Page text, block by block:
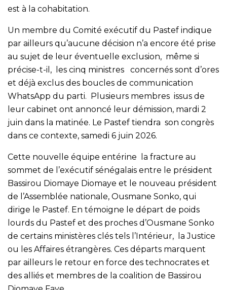
est à la cohabitation.
Un membre du Comité exécutif du Pastef indique
par ailleurs qu’aucune décision n’a encore été prise
au sujet de leur éventuelle exclusion, même si
précise-t-il, les cinq ministres concernés sont d’ores
et déjà exclus des boucles de communication
WhatsApp du parti. Plusieurs membres issus de
leur cabinet ont annoncé leur démission, mardi 2
juin dans la matinée. Le Pastef tiendra son congrès
dans ce contexte, samedi 6 juin 2026.
Cette nouvelle équipe entérine la fracture au
sommet de l’exécutif sénégalais entre le président
Bassirou Diomaye Diomaye et le nouveau président
de l’Assemblée nationale, Ousmane Sonko, qui
dirige le Pastef. En témoigne le départ de poids
lourds du Pastef et des proches d’Ousmane Sonko
de certains ministères clés tels l’Intérieur, la Justice
ou les Affaires étrangères. Ces départs marquent
par ailleurs le retour en force des technocrates et
des alliés et membres de la coalition de Bassirou